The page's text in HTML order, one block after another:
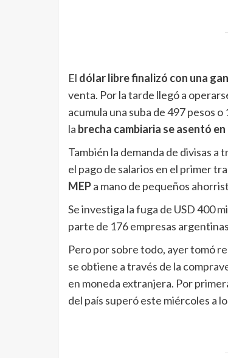
El dólar libre finalizó con una
venta. Por la tarde llegó a
acumula una suba de 497 pesos
la brecha cambiaria se asentó
También la demanda de divisas
el pago de salarios en el primer
MEPa mano de pequeños
Se investiga la fuga de USD 400
parte de 176 empresas argentinas
Pero por sobre todo, ayer tomó
se obtiene a través de la
en moneda extranjera. Por
del país superó este miércoles a